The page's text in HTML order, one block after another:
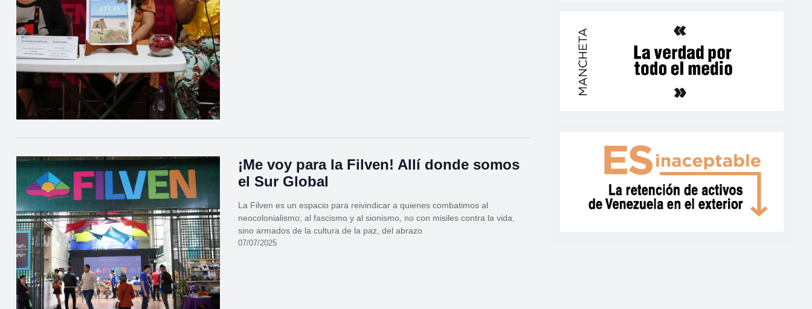
¡Me voy para la Filven! Allí donde somos
el Sur Global
La Filven es un espacio para reivindicar a quienes combatimos al
neocolonialismo, al fascismo y al sionismo, no con misiles contra la vida,
sino armados de la cultura de la paz, del abrazo
07/07/2025